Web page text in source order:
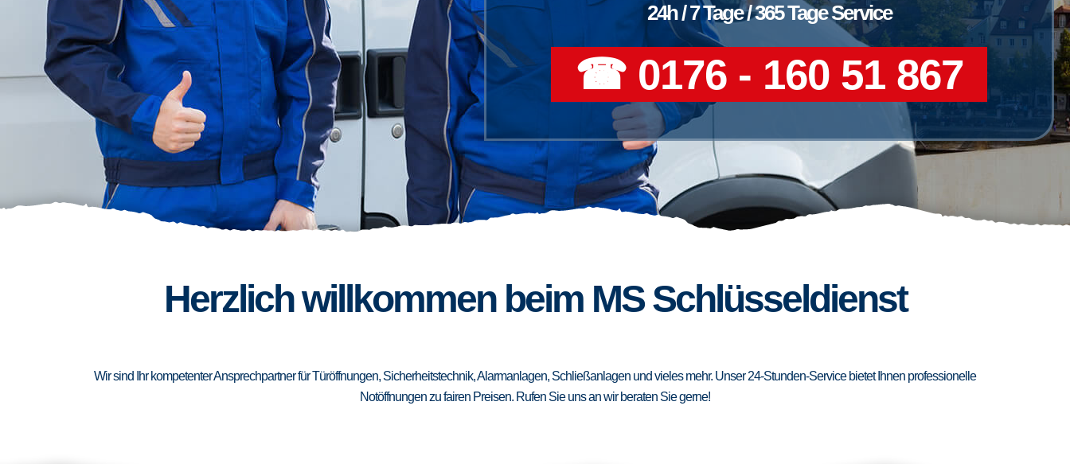
24h / 7 Tage / 365 Tage Service
☎ 0176 - 160 51 867
Herzlich willkommen beim MS Schlüsseldienst
Wir sind Ihr kompetenter Ansprechpartner für Türöffnungen, Sicherheitstechnik, Alarmanlagen, Schließanlagen und vieles mehr. Unser 24-Stunden-Service bietet Ihnen professionelle
Notöffnungen zu fairen Preisen. Rufen Sie uns an wir beraten Sie gerne!